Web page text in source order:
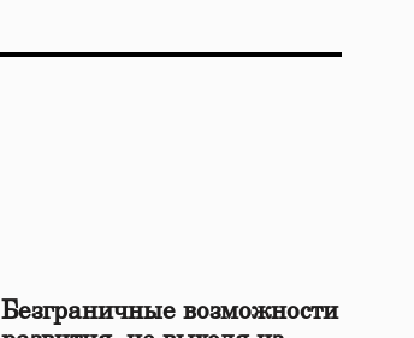
Безграничные возможности